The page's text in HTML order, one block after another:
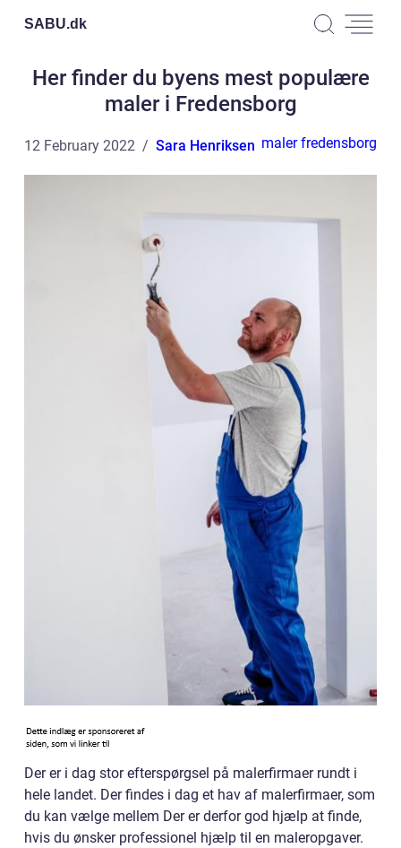
SABU.dk
Her finder du byens mest populære
maler i Fredensborg
12 February 2022 Sara Henriksen maler fredensborg
Der er i dag stor efterspørgsel på malerfirmaer rundt i
hele landet. Der findes i dag et hav af malerfirmaer, som
du kan vælge mellem Der er derfor god hjælp at finde,
hvis du ønsker professionel hjælp til en maleropgaver.